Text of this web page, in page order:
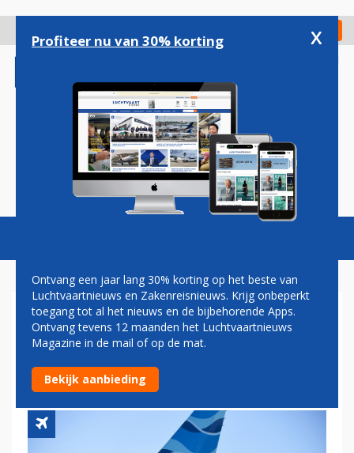
gaan
Check in
Magazine Podcasts Vacatures
FUSIE TUSSEN JETBLUE EN
SPIRIT AIRLINES GAAT TOCH
NIET DOOR
Profiteer nu van 30% korting x
Ontvang een jaar lang 30% korting op het beste van
Luchtvaartnieuws en Zakenreisnieuws. Krijg onbeperkt
toegang tot al het nieuws en de bijbehorende Apps.
Ontvang tevens 12 maanden het Luchtvaartnieuws
Magazine in de mail of op de mat.
Bekijk aanbieding